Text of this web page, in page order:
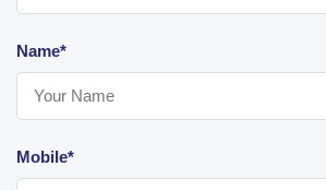
Name*
Mobile*